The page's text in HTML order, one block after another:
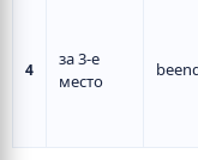
4
за 3-е
место